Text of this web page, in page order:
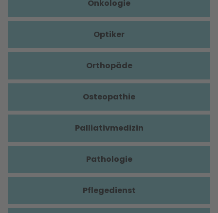
Onkologie
Optiker
Orthopäde
Osteopathie
Palliativmedizin
Pathologie
Pflegedienst